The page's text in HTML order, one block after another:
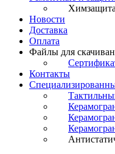
Новости
Доставка
Оплата
Файлы для
Контакты